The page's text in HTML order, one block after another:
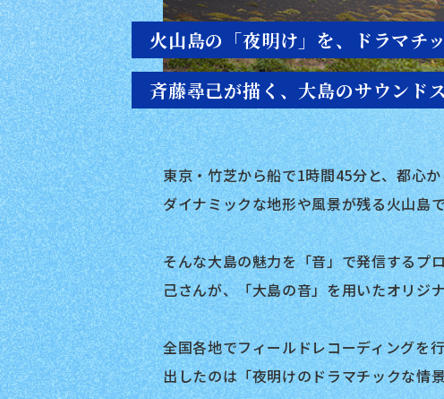
火山島の「夜明け」を、ドラマチ
斉藤尋己が描く、大島のサウンド
東京・竹芝から船で1時間45分と、都心
ダイナミックな地形や風景が残る火山島
そんな大島の魅力を「音」で発信するプ
己さんが、「大島の音」を用いたオリジ
全国各地でフィールドレコーディングを
出したのは「夜明けのドラマチックな情